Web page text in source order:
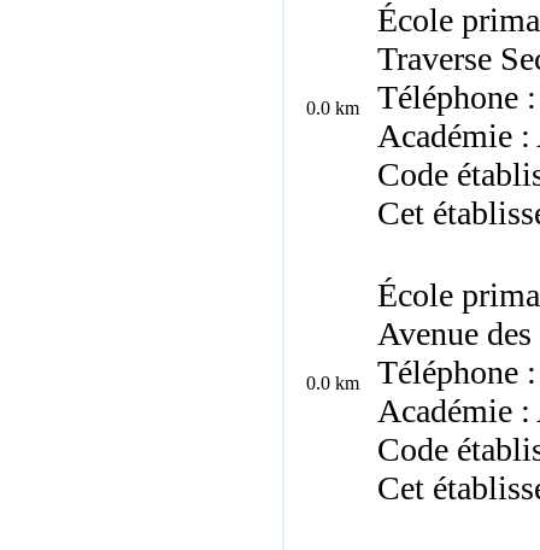
0.0 km
École
Traverse
Téléphone
Académie
Code
Cet
0.0 km
École
Avenue
Téléphone
Académie
Code
Cet